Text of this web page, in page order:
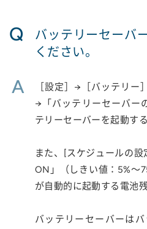
Q
バッテリーセーバ
ください。
A
［設定］→［バッテリー
→「バッテリーセーバー
テリーセーバーを起動す
また、[スケジュールの
ON」（しきい値：5%～
が自動的に起動する電池
バッテリーセーバーは